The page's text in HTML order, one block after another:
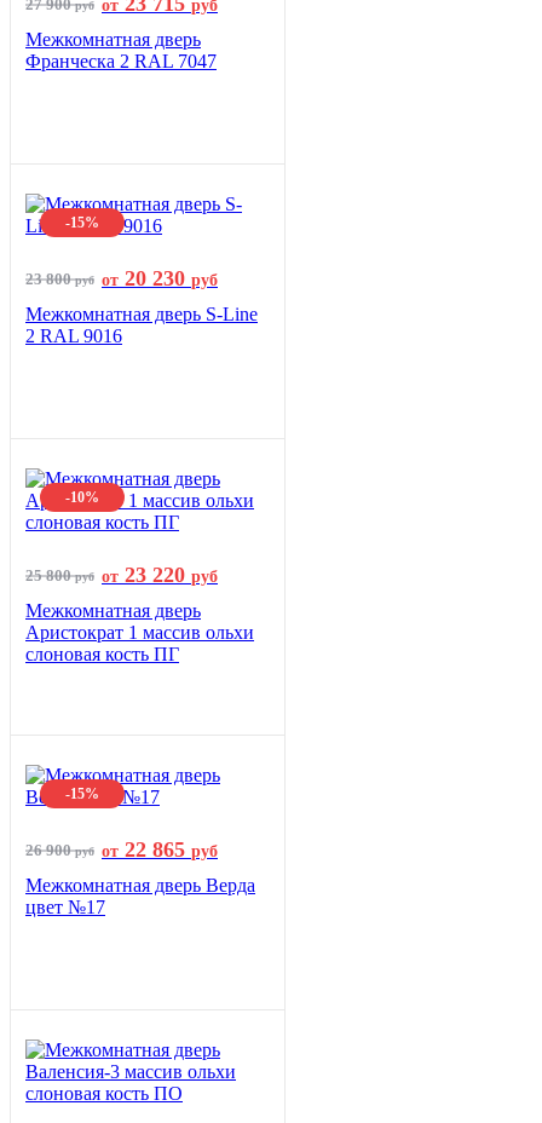
27 900руб от руб
Межкомнатная дверь
Франческа 2 RAL 7047
-15%
23 800руб от 20 230 руб
Межкомнатная дверь S-Line
2 RAL 9016
-10%
25 800руб от 23 220 руб
Межкомнатная дверь
Аристократ 1 массив ольхи
слоновая кость ПГ
-15%
26 900руб от 22 865 руб
Межкомнатная дверь Верда
цвет №17